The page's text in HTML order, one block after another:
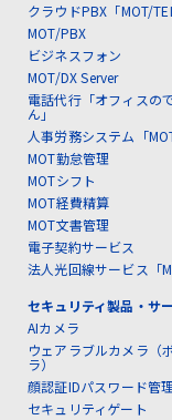
クラウドPBX「MOT/TEL
MOT/PBX
ビジネスフォン
MOT/DX Server
電話代行「オフィスの
ん」
人事労務システム「
MOT勤怠管理
MOTシフト
MOT経費精算
MOT文書管理
電子契約サービス
法人光回線サービス「
セキュリティ製品・サ
AIカメラ
ウェアラブルカメラ（
ラ）
顔認証IDパスワード管理
セキュリティゲート